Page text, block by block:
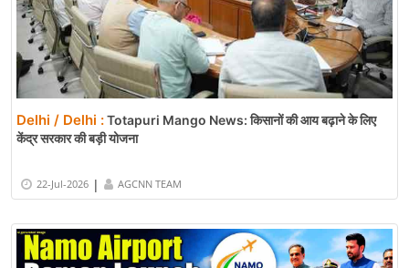
Delhi / Delhi :Totapuri Mango News: किसानों की आय बढ़ाने के लिए
केंद्र सरकार की बड़ी योजना
22-Jul-2026 | AGCNN TEAM